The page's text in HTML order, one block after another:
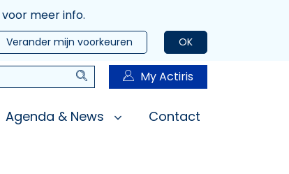
voor meer info.
OK
Verander mijn voorkeuren
Zoeken My Actiris
Agenda & News Contact